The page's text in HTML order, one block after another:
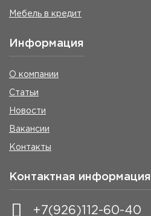
Мебель в кредит
Информация
О компании
Статьи
Новости
Вакансии
Контакты
Контактная информация
+7(926)112-60-40